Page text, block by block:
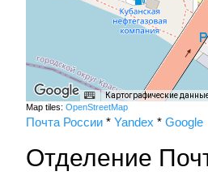
Картографические
Map tiles: OpenStreetMap
Почта России * Yandex * Google
Отделение